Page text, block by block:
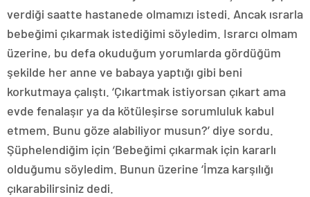
verdiği saatte hastanede olmamızı istedi. Ancak ısrarla
bebeğimi çıkarmak istediğimi söyledim. Israrcı olmam
üzerine, bu defa okuduğum yorumlarda gördüğüm
şekilde her anne ve babaya yaptığı gibi beni
korkutmaya çalıştı. ‘Çıkartmak istiyorsan çıkart ama
evde fenalaşır ya da kötüleşirse sorumluluk kabul
etmem. Bunu göze alabiliyor musun?’ diye sordu.
Şüphelendiğim için ‘Bebeğimi çıkarmak için kararlı
olduğumu söyledim. Bunun üzerine ‘İmza karşılığı
çıkarabilirsiniz dedi.